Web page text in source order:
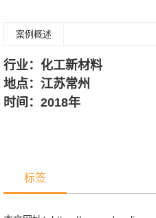
案例概述
行业：化工新材料
地点：江苏常州
时间：2018年
标签